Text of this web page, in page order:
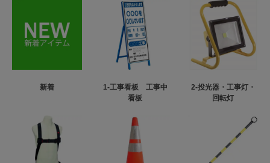
新着
1-工事看板 工事中
看板
2-投光器・工事灯・
回転灯